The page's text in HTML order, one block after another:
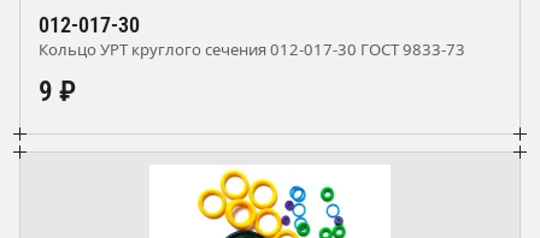
012-017-30
Кольцо УРТ круглого сечения 012-017-30 ГОСТ 9833-73
9 ₽